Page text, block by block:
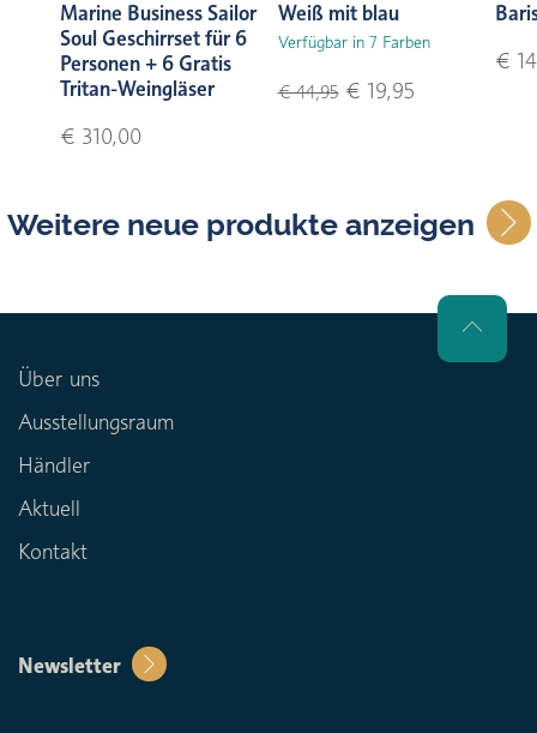
Marine Business Sailor
Soul Geschirrset für 6
Personen + 6 Gratis
Tritan-Weingläser
€ 310,00
Weiß mit blau
Verfügbar in 7 Farben
€ 44,95€ 19,95
€
Weitere neue produkte anzeigen
Über uns
Ausstellungsraum
Händler
Aktuell
Kontakt
Newsletter